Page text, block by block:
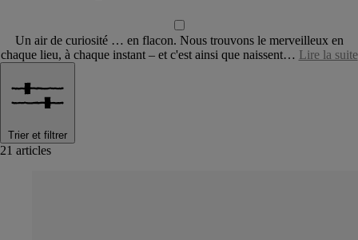
Un air de curiosité … en flacon. Nous trouvons le merveilleux en
chaque lieu, à chaque instant – et c'est ainsi que naissent… Lire la suite
Trier et filtrer
21 articles